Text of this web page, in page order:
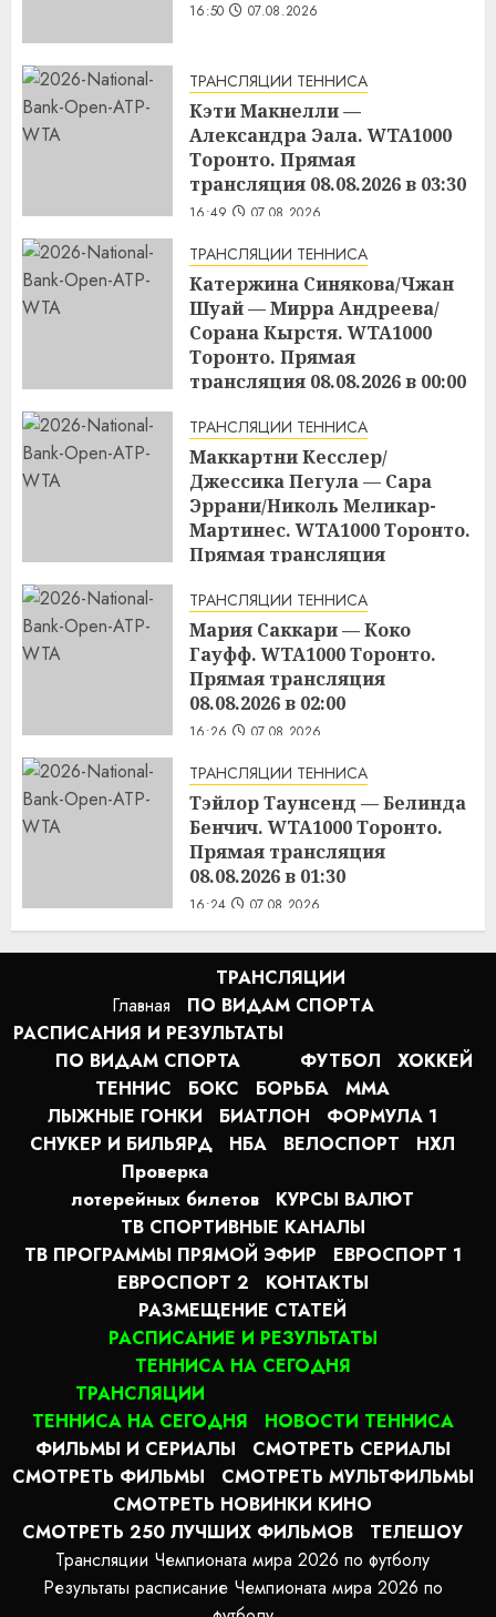
16:50 07.08.2026
ТРАНСЛЯЦИИ ТЕННИСА
Кэти Макнелли —
Александра Эала. WTA1000
Торонто. Прямая
трансляция 08.08.2026 в 03:30
16:49 07.08.2026
ТРАНСЛЯЦИИ ТЕННИСА
Катержина Синякова/Чжан
Шуай — Мирра Андреева/
Сорана Кырстя. WTA1000
Торонто. Прямая
трансляция 08.08.2026 в 00:00
ТРАНСЛЯЦИИ ТЕННИСА
Маккартни Кесслер/
Джессика Пегула — Сара
Эррани/Николь Меликар-
Мартинес. WTA1000 Торонто.
Прямая трансляция
16:45 07.08.2026
ТРАНСЛЯЦИИ ТЕННИСА
Мария Саккари — Коко
Гауфф. WTA1000 Торонто.
Прямая трансляция
08.08.2026 в 02:00
16:26 07.08.2026
ТРАНСЛЯЦИИ ТЕННИСА
Тэйлор Таунсенд — Белинда
Бенчич. WTA1000 Торонто.
Прямая трансляция
08.08.2026 в 01:30
16:24 07.08.2026
Главная
ТРАНСЛЯЦИИ
ПО ВИДАМ СПОРТA
РАСПИСАНИЯ И РЕЗУЛЬТАТЫ
ПО ВИДАМ СПОРТА
ФУТБОЛ
ХОККЕЙ
ТЕННИС
БОКС БОРЬБА
MMA
ЛЫЖНЫЕ ГОНКИ
БИАТЛОН
ФОРМУЛА 1
СНУКЕР И БИЛЬЯРД
НБА ВЕЛОСПОРТ
НХЛ
Проверка
лотерейных билетов
КУРСЫ ВАЛЮТ
ТВ СПОРТИВНЫЕ КАНАЛЫ
ТВ ПРОГРАММЫ ПРЯМОЙ ЭФИР
ЕВРОСПОРТ 1
ЕВРОСПОРТ 2
КОНТАКТЫ
РАЗМЕЩЕНИЕ СТАТЕЙ
РАСПИСАНИЕ И РЕЗУЛЬТАТЫ
ТЕННИСА НА СЕГОДНЯ
ТРАНСЛЯЦИИ
ТЕННИСА НА СЕГОДНЯ
НОВОСТИ ТЕННИСА
ФИЛЬМЫ И СЕРИАЛЫ
СМОТРЕТЬ СЕРИАЛЫ
СМОТРЕТЬ ФИЛЬМЫ
СМОТРЕТЬ МУЛЬТФИЛЬМЫ
СМОТРЕТЬ НОВИНКИ КИНО
СМОТРЕТЬ 250 ЛУЧШИХ ФИЛЬМОВ
ТЕЛЕШОУ
Трансляции Чемпионата мира 2026 по футболу
Результаты расписание Чемпионата мира 2026 по